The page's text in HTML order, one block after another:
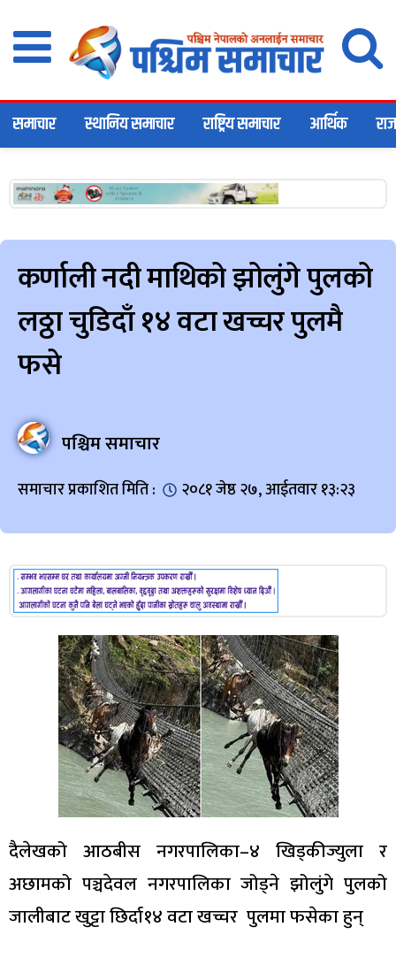
समाचार स्थानिय समाचार राष्ट्रिय समाचार आर्थिक
कर्णाली नदी माथिको झोलुंगे पुलको
लठ्ठा चुडिदाँ १४ वटा खच्चर पुलमै
फसे
पश्चिम समाचार
समाचार प्रकाशित मिति : २०८१ जेष्ठ २७, आईतवार १३:२३
दैलेखको आठबीस नगरपालिका–४ खिड्कीज्युला र
अछामको पञ्चदेवल नगरपालिका जोड्ने झोलुंगे पुलको
जालीबाट खुट्टा छिर्दा१४ वटा खच्चर पुलमा फसेका हुन्